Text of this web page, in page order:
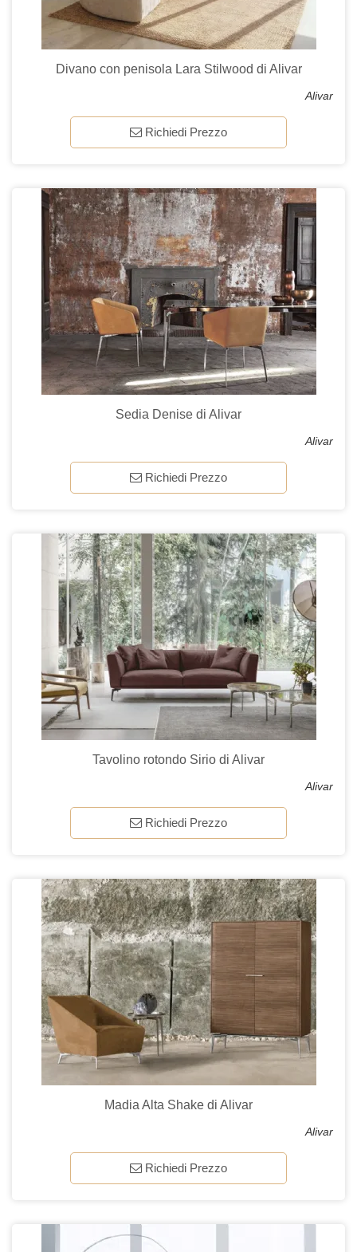
Divano con penisola Lara Stilwood di Alivar
Alivar
Richiedi Prezzo
Sedia Denise di Alivar
Alivar
Richiedi Prezzo
Tavolino rotondo Sirio di Alivar
Alivar
Richiedi Prezzo
Madia Alta Shake di Alivar
Alivar
Richiedi Prezzo